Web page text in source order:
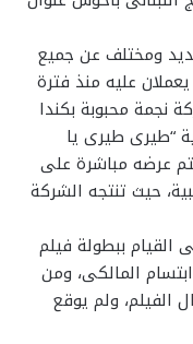
ومختلف عن جميع
عليه منذ فترة
نجمة محبوبة بكندا
“طيرى طيرى يا
عرضه مباشرة على
حيث تنتجه الشركة
ببطولة فيلم
المالكى، ومن
الفيلم، ولم يوقع